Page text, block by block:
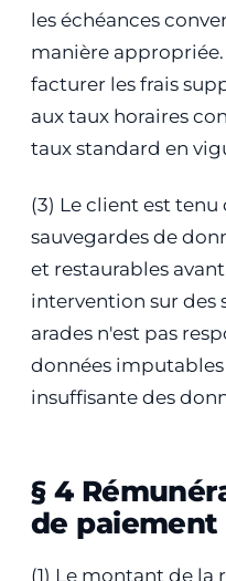
les échéances
manière
facturer les frais
aux taux horaires
taux standard en
(3) Le client est
sauvegardes de
et restaurables
intervention sur des
arades n'est pas
données
insuffisante des
§ 4
de paiement
(1) Le montant de